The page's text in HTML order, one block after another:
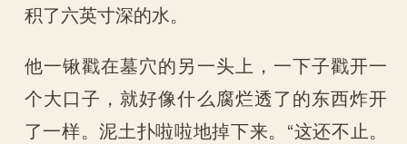
积了六英寸深的水。
他一锹戳在墓穴的另一头上，一下子戳开一
个大口子，就好像什么腐烂透了的东西炸开
了一样。泥土扑啦啦地掉下来。“这还不止。